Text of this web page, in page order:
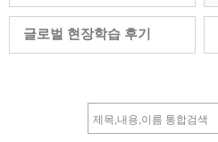
글로벌 현장학습 후기